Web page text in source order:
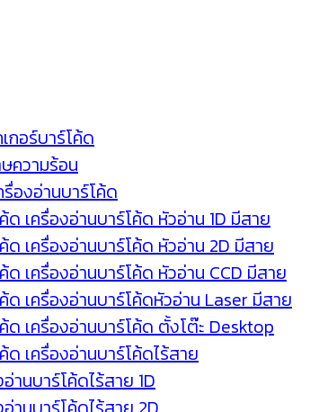
กอร์บาร์โค้ด
ความร้อน
องอ่านบาร์โค้ด
ด เครื่องอ่านบาร์โค้ด หัวอ่าน 1D มีสาย
ด เครื่องอ่านบาร์โค้ด หัวอ่าน 2D มีสาย
ด เครื่องอ่านบาร์โค้ด หัวอ่าน CCD มีสาย
ด เครื่องอ่านบาร์โค้ดหัวอ่าน Laser มีสาย
ด เครื่องอ่านบาร์โค้ด ตั้งโต๊ะ Desktop
ด เครื่องอ่านบาร์โค้ดไร้สาย
านบาร์โค้ดไร้สาย 1D